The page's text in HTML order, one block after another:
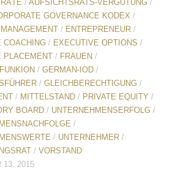
/ AUFSICHTSRATS-VERGÜTUNG /
GOVERNANCE KODEX /
/ ENTREPRENEUR /
COACHING / EXECUTIVE OPTIONS /
PLACEMENT / FRAUEN /
/ GERMAN-IOD /
/ GLEICHBERECHTIGUNG /
/ MITTELSTAND / PRIVATE EQUITY /
BOARD / UNTERNEHMENSERFOLG /
/
/ UNTERNEHMER /
/ VORSTAND
13, 2015